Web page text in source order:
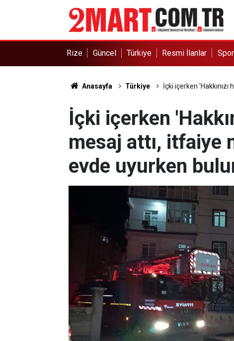
Rize Güncel Türkiye Resmi İlanlar Spor
Anasayfa Türkiye İçki içerken
İçki içerken
mesaj attı, itfaiye
evde uyurken